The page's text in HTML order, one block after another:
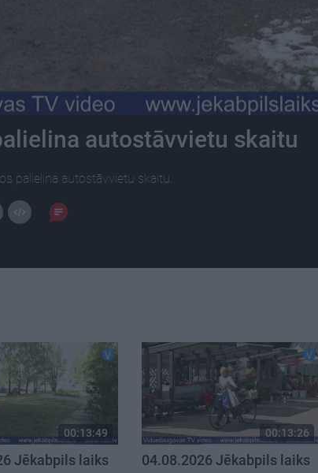
autostāvvietu skaitu
palielina autostāvvietu skaitu.
00:13:49
Jēkabpils laiks
00:13:26
04.08.2026 Jēkabpils laiks